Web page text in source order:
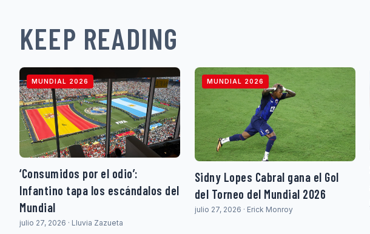
KEEP READING
MUNDIAL 2026
‘Consumidos por el odio’:
Infantino tapa los escándalos del
Mundial
julio 27, 2026 · Lluvia Zazueta
MUNDIAL 2026
Sidny Lopes Cabral gana el Gol
del Torneo del Mundial 2026
julio 27, 2026 · Erick Monroy